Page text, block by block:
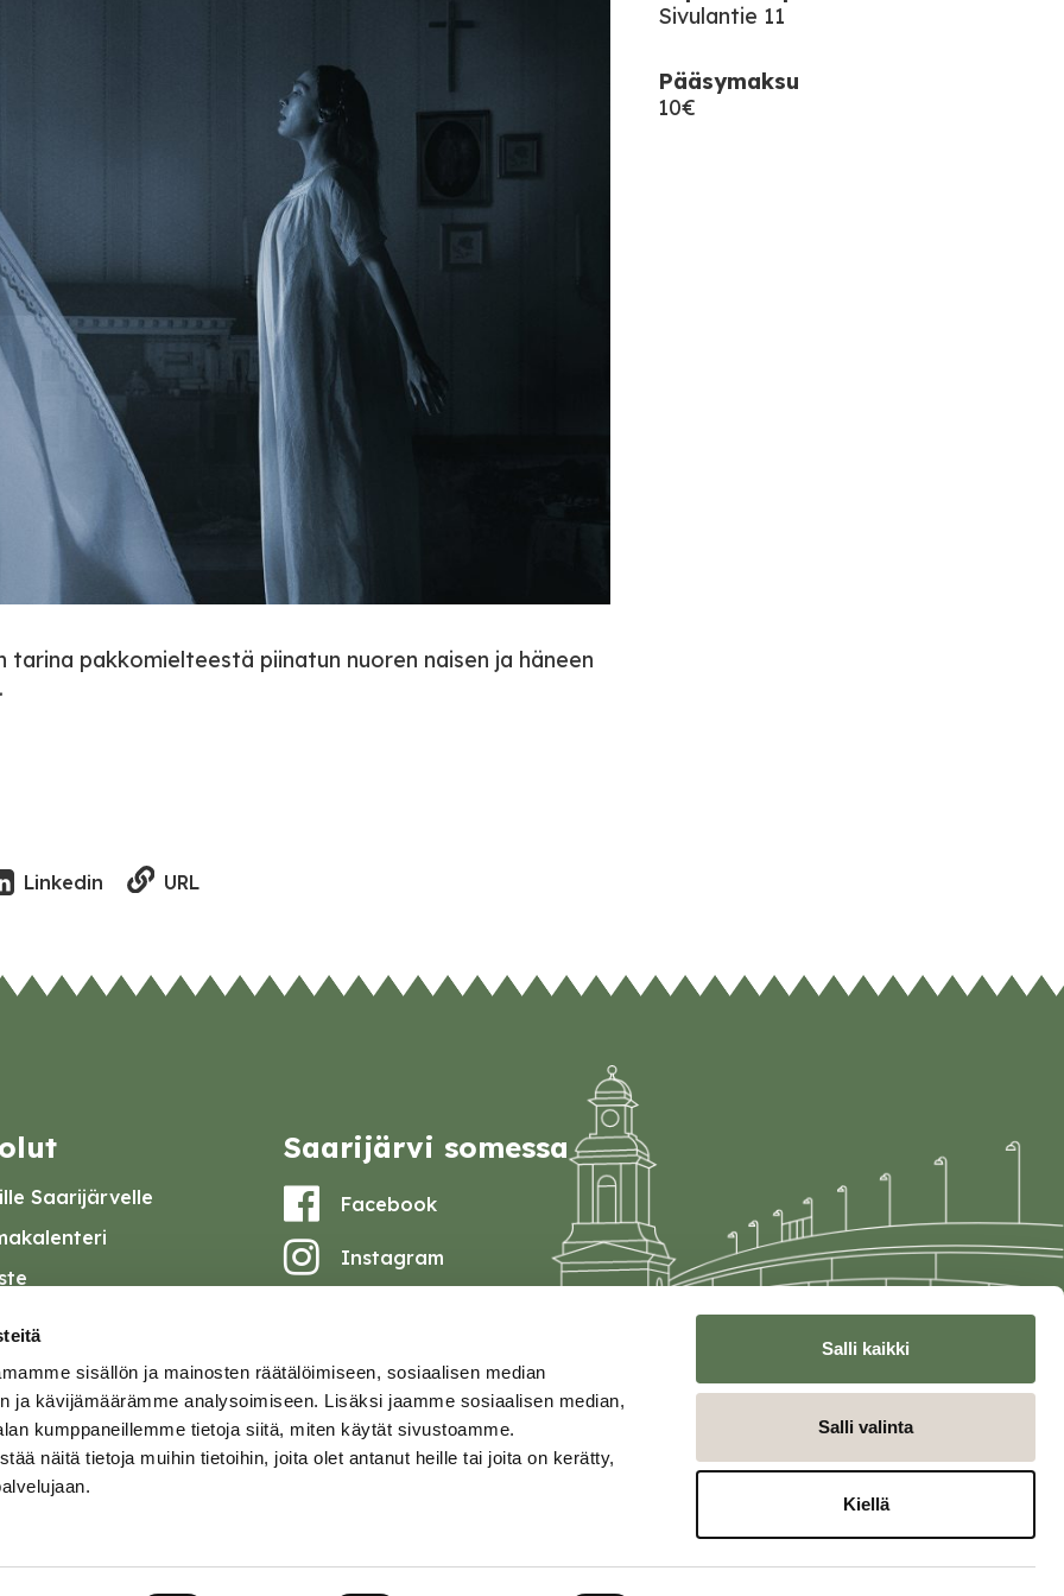
sisällön ja mainosten räätälöimiseen, sosiaalisen median
ja kävijämäärämme analysoimiseen. Lisäksi jaamme sosiaalisen median,
kumppaneillemme tietoja siitä, miten käytät sivustoamme.
näitä tietoja muihin tietoihin, joita olet antanut heille tai joita on kerätty,
Salli kaikki
Salli valinta
Kiellä
pakkomielteestä piinatun nuoren naisen ja häneen
Sivulantie 11
Pääsymaksu
10€
Linkedin URL
Saarijärvelle
Saarijärvi somessa
Facebook
Instagram